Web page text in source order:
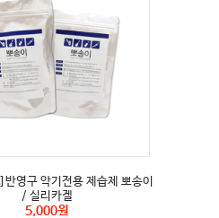
영구 악기전용 제습제 뽀송이
/ 실리카겔
5,000원